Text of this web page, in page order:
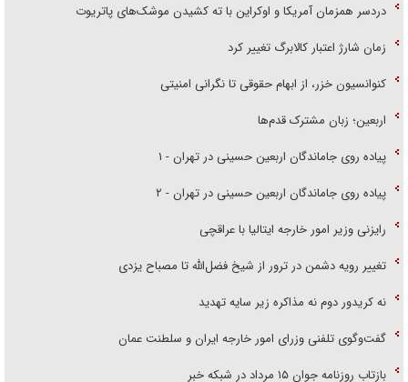
دردسر همزمان آمریکا و اوکراین با ته کشیدن موشک‌های پاتریوت
زمان شارژ اعتبار کالابرگ تغییر کرد
کنوانسیون خزر، از ابهام حقوقی تا نگرانی امنیتی
اربعین؛ زبان مشترک قدم‌ها
پیاده روی جاماندگان اربعین حسینی در تهران - ۱
پیاده روی جاماندگان اربعین حسینی در تهران - ۲
رایزنی وزیر امور خارجه ایتالیا با عراقچی
تغییر رویه دشمن در ترور از شیخ فضل‌الله تا مصباح یزدی
نه کریدور دوم نه مذاکره زیر سایه تهدید
گفت‌وگوی تلفنی وزرای امور خارجه ایران و سلطنت عمان
بازتاب روزنامه جوان ۱۵ مرداد در شبکه خبر